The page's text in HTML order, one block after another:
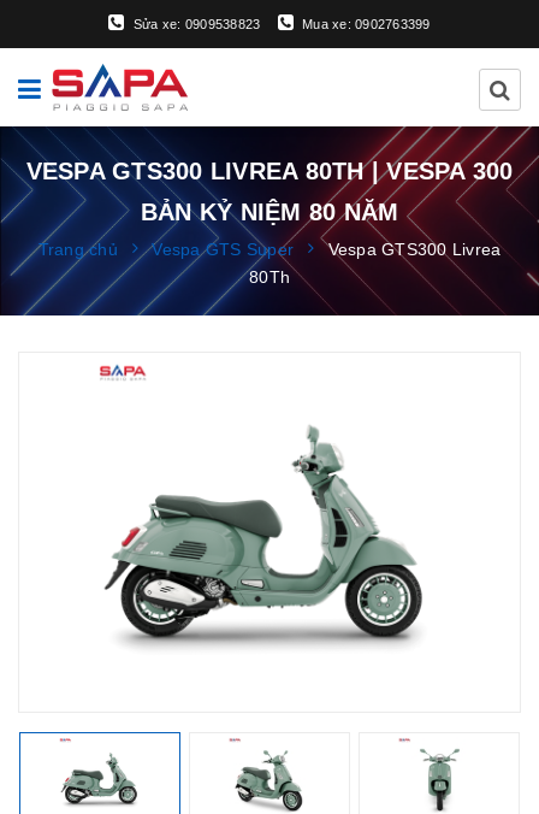
Sửa xe: 0909538823 Mua xe: 0902763399
VESPA GTS300 LIVREA 80TH | VESPA 300
BẢN KỶ NIỆM 80 NĂM
Trang chủ Vespa GTS Super
Vespa GTS300 Livrea
80Th